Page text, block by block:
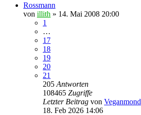
Rossmann
von illith » 14. Mai 2008 20:00
1
…
17
18
19
20
21
205 Antworten
108465 Zugriffe
Letzter Beitrag von Veganmond
18. Feb 2026 14:06